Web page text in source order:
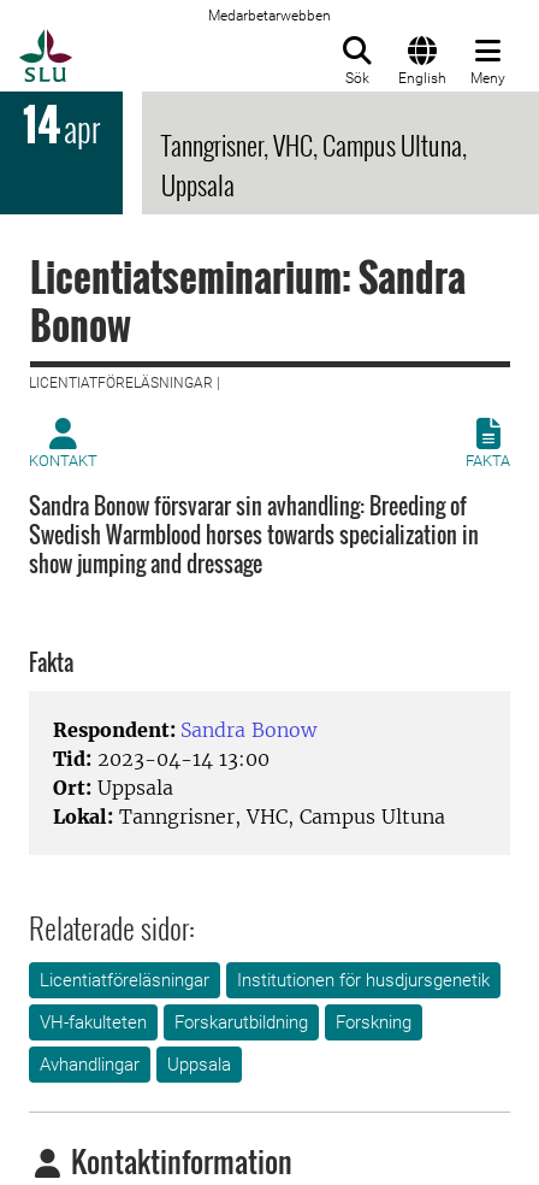
Medarbetarwebben
Sök English Meny
14apr
Tanngrisner, VHC, Campus Ultuna,
Uppsala
Licentiatseminarium: Sandra
Bonow
LICENTIATFÖRELÄSNINGAR |
KONTAKT FAKTA
Sandra Bonow försvarar sin avhandling: Breeding of
Swedish Warmblood horses towards specialization in
show jumping and dressage
Fakta
Respondent: Sandra Bonow
Tid: 2023-04-14 13:00
Ort: Uppsala
Lokal: Tanngrisner, VHC, Campus Ultuna
Relaterade sidor:
Licentiatföreläsningar
Institutionen för husdjursgenetik
VH-fakulteten
Forskarutbildning
Forskning
Avhandlingar
Uppsala
Kontaktinformation